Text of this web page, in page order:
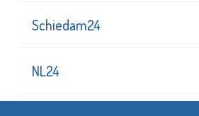
Schiedam24
NL24